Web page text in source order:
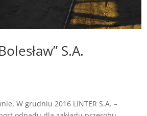
S.A.
W grudniu 2016 LINTER S.A. –